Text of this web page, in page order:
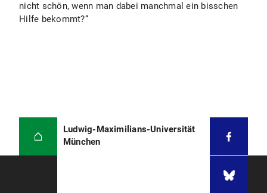
nicht schön, wenn man dabei manchmal ein bisschen
Hilfe bekommt?“
Ludwig-Maximilians-Universität
München